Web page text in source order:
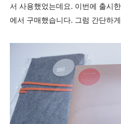
서 사용했었는데요. 이번에 출시
에서 구매했습니다. 그럼 간단하